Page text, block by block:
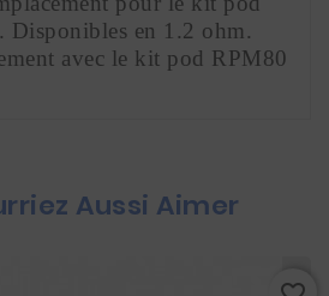
Disponibles en 1.2 ohm.
avec le kit pod RPM80
Aussi Aimer